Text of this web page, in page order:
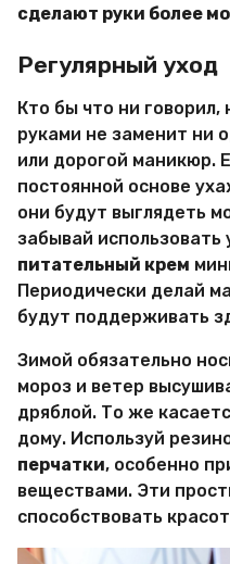
сделают руки более
Регулярный уход
Кто бы что ни говорил,
руками не заменит ни
или дорогой маникюр.
постоянной основе
они будут выглядеть
забывай
питательный крем
Периодически делай
будут поддерживать
Зимой обязательно
мороз и ветер
дряблой. То же
дому. Используй
перчатки, особенно
веществами. Эти
способствовать